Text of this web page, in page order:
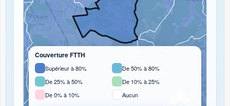
Couverture FTTH
Supérieur à 80%
De 50% à 80%
De 25% à 50%
De 10% à 25%
De 0% à 10%
Aucun